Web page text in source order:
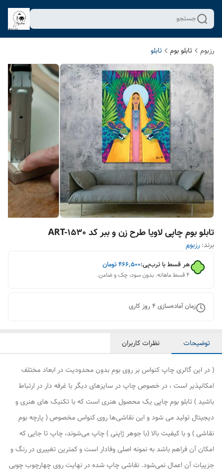
جستجو
رزبوم تابلو بوم تابلو
تابلو بوم چاپی لاویا طرح زن و ببر کد ART-1530
برند: رزبوم
هر قسط با ترب‌پی:۴۶۶٬۵۰۰تومان
۴ قسط ماهانه. بدون سود، چک و ضامن.
زمان آماده‌سازی4روز کاری
توضیحات نظرات کاربران
( در این گالری چاپ کنواس بر روی بوم بدون محدودیت در ابعاد مختلف
امکانپذیر است ، در خصوص چاپ در سایزهای دیگر با غرفه دار در ارتباط
باشید ) تابلو بوم چاپی یک محصول هنری است که با تکنیک های هنری و
دیجیتال تولید می شود و این نقاشی‌ها روی کنواس مخصوص ( پارچه بوم
نقاشی ) و با کیفیت بالا (با جوهر ژاپنی ) چاپ می‌شوند، چاپ تا جایی که
امکان آن فراهم باشد به نمونه اصلی وفادار است و کمترین تغییری در رنگ و
جزییات آن اعمال نمی‌شود. نقاشی چاپ شده در نهایت روی چهارچوب چوبی